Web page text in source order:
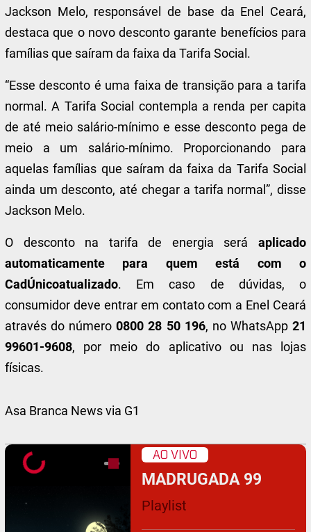
Jackson Melo, responsável de base da Enel Ceará,
destaca que o novo desconto garante benefícios para
famílias que saíram da faixa da Tarifa Social.
“Esse desconto é uma faixa de transição para a tarifa
normal. A Tarifa Social contempla a renda per capita
de até meio salário-mínimo e esse desconto pega de
meio a um salário-mínimo. Proporcionando para
aquelas famílias que saíram da faixa da Tarifa Social
ainda um desconto, até chegar a tarifa normal”, disse
Jackson Melo.
O desconto na tarifa de energia será aplicado
automaticamente para quem está com o
CadÚnicoatualizado. Em caso de dúvidas, o
consumidor deve entrar em contato com a Enel Ceará
através do número0800 28 50 196, no WhatsApp 21
99601-9608, por meio do aplicativo ou nas lojas
físicas.
Asa Branca News via G1
AO VIVO
MADRUGADA 99
Playlist